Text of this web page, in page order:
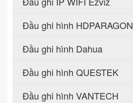
Đầu ghi hình HDPARAGON
Đầu ghi hình Dahua
Đầu ghi hình QUESTEK
Đầu ghi hình VANTECH